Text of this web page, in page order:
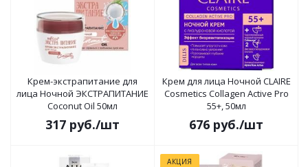
Крем-экстрапитание для
лица Ночной ЭКСТРАПИТАНИЕ
Coconut Oil 50мл
317 руб./шт
Крем для лица Ночной CLAIRE
Cosmetics Collagen Active Pro
55+, 50мл
676 руб./шт
АКЦИЯ